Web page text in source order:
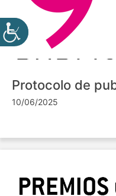
Protocolo de
10/06/2025